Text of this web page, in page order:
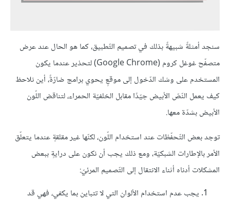
سنجد أمثلةً شبيهةً بذلك في تصميم التّطبيق، كما هو الحال عند عرض
متصفّح غوغل كروم (Google Chrome) لتحذير عندما يكون
المستخدم على وشك الدّخول إلى موقعٍ يحوي برامج ضارّةً، أين نلاحظ
كيف يعمل النّصّ الأبيض جيّدًا مقابل الخلفيّة الحمراء، لتناقض اللّون
الأبيض بشدّة معها.
توجد بعض التّحفّظات عند استخدام اللّون، لكنّها غير مقلقةٍ عندما يتعلّق
الأمر بالإطارات الشبكيّة، ومع ذلك يجب أن نكون على درايةٍ ببعض
المشكلات أدناه أثناء الانتقال إلى التّصميم المرئيّ:
يجب عدم استخدام الألوان التي لا تتباين بما يكفي، فهي قد